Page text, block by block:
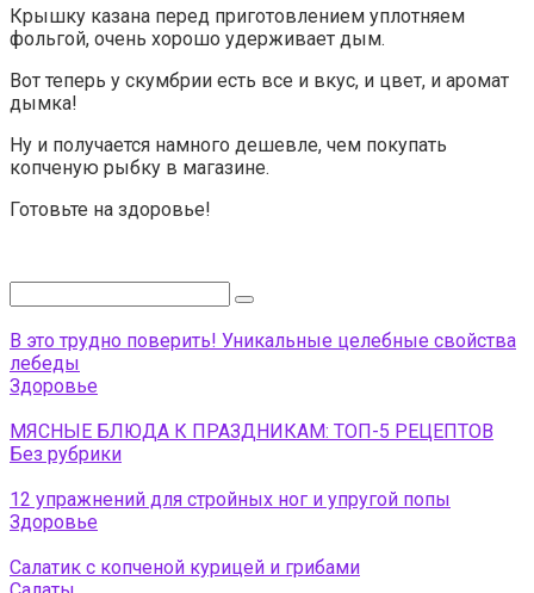
Крышку казана перед приготовлением уплотняем
фольгой, очень хорошо удерживает дым.
Вот теперь у скумбрии есть все и вкус, и цвет, и аромат
дымка!
Ну и получается намного дешевле, чем покупать
копченую рыбку в магазине.
Готовьте на здоровье!
В это трудно поверить! Уникальные целебные свойства
лебеды
Здоровье
МЯСНЫЕ БЛЮДА К ПРАЗДНИКАМ: ТОП-5 РЕЦЕПТОВ
Без рубрики
12 упражнений для стройных ног и упругой попы
Здоровье
Салатик с копченой курицей и грибами